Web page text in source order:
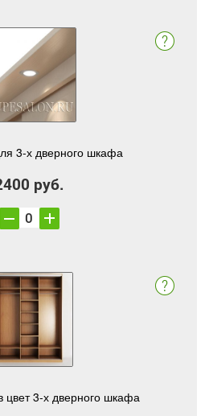
3-х дверного шкафа
руб.
цвет 3-х дверного шкафа